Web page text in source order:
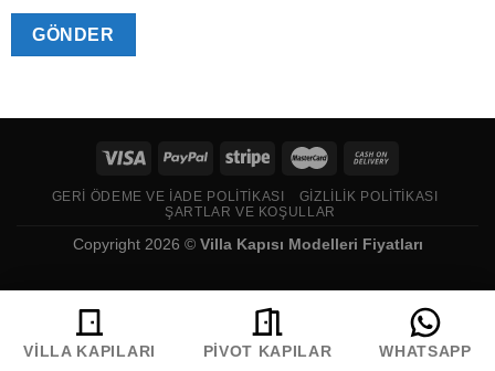
GERI ÖDEME VE İADE POLITIKASI
GIZLILIK POLITIKASI
ŞARTLAR VE KOŞULLAR
Copyright 2026 © Villa Kapısı Modelleri Fiyatları
VILLA KAPILARI PIVOT KAPILAR WHATSAPP